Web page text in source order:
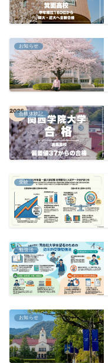
お知らせ
合格体験記
受験
勉強法
お知らせ